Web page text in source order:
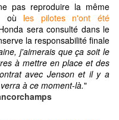
pas reproduire la même
où les pilotes n'ont été
sera consulté dans le
la responsabilité finale
j'aimerais que ça soit le
à mettre en place et des
avec Jenson et il y a
à ce moment-là."